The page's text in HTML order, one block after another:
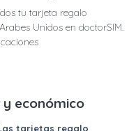
tu tarjeta regalo
Unidos en doctorSIM.
económico
tarjetas regalo